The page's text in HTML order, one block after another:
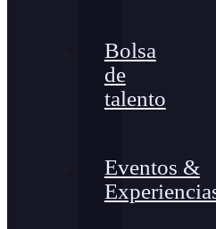
Bolsa
de
talento
Eventos &